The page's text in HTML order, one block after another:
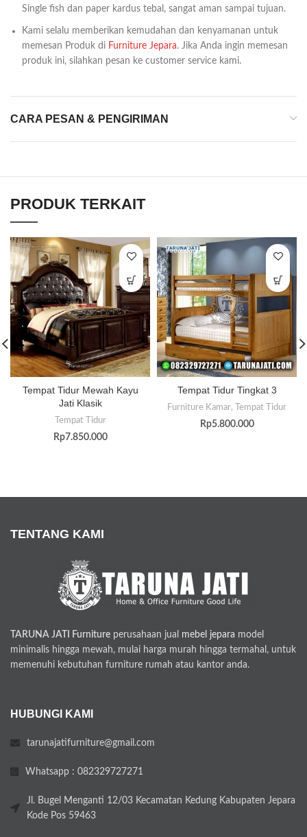
Single fish dan paper kardus tebal, sangat aman sampai tujuan.
Kami selalu memberikan kemudahan dan kenyamanan untuk
memesan Produk di Furniture Jepara. Jika Anda ingin memesan
produk ini, silahkan pesan ke customer service kami.
CARA PESAN & PENGIRIMAN
PRODUK TERKAIT
Tempat Tidur Mewah Kayu
Jati Klasik
Tempat Tidur
Rp7.850.000
Tempat Tidur Tingkat 3
Furniture Kamar,
Tempat Tidur
Rp5.800.000
TENTANG KAMI
TARUNA JATI Furniture perusahaan jual mebel jepara model
minimalis hingga mewah, mulai harga murah hingga termahal, untuk
memenuhi kebutuhan furniture rumah atau kantor anda.
HUBUNGI KAMI
tarunajatifurniture@gmail.com
Whatsapp : 082329727271
Jl. Bugel Menganti 12/03 Kecamatan Kedung Kabupaten Jepara
Kode Pos 59463